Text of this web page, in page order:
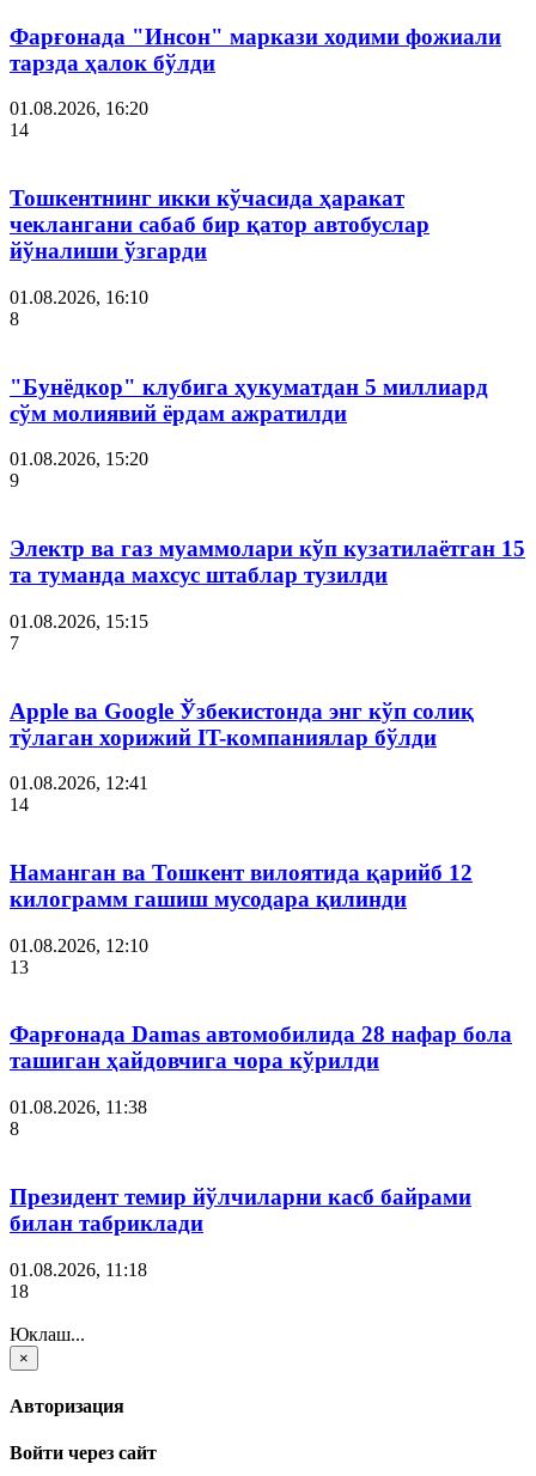
Фарғонада "Инсон" маркази ходими фожиали
тарзда ҳалок бўлди
01.08.2026, 16:20
14
Тошкентнинг икки кўчасида ҳаракат
чеклангани сабаб бир қатор автобуслар
йўналиши ўзгарди
01.08.2026, 16:10
8
"Бунёдкор" клубига ҳукуматдан 5 миллиард
сўм молиявий ёрдам ажратилди
01.08.2026, 15:20
9
Электр ва газ муаммолари кўп кузатилаётган 15
та туманда махсус штаблар тузилди
01.08.2026, 15:15
7
Apple ва Google Ўзбекистонда энг кўп солиқ
тўлаган хорижий IT-компаниялар бўлди
01.08.2026, 12:41
14
Наманган ва Тошкент вилоятида қарийб 12
килограмм гашиш мусодара қилинди
01.08.2026, 12:10
13
Фарғонада Damas автомобилида 28 нафар бола
ташиган ҳайдовчига чора кўрилди
01.08.2026, 11:38
8
Президент темир йўлчиларни касб байрами
билан табриклади
01.08.2026, 11:18
18
Юклаш...
×
Авторизация
Войти через сайт